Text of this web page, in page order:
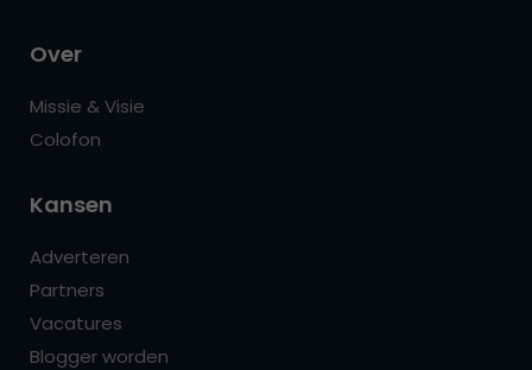
Over
Missie & Visie
Colofon
Kansen
Adverteren
Partners
Vacatures
Blogger worden